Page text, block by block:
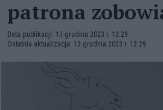
patrona
Data publikacji: 13 grudnia 2023 r. 12:29
Ostatnia aktualizacja: 13 grudnia 2023 r. 12:29